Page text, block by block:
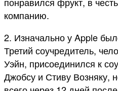
компанию.
2. Изначально у Apple
Третий соучредитель,
Уэйн, присоединился к
Джобсу и Стиву Возняку,